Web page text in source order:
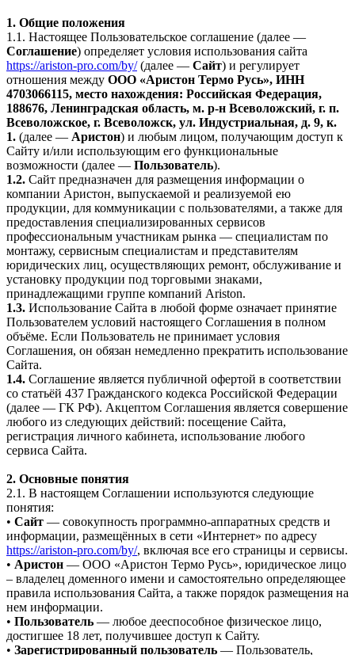
1. Общие положения
1.1. Настоящее Пользовательское соглашение (далее —
Соглашение) определяет условия использования сайта
https://ariston-pro.com/by/(далее — Сайт) и регулирует
отношения между ООО «Аристон Термо Русь», ИНН
4703066115, место нахождения: Российская Федерация,
188676, Ленинградская область, м. р-н Всеволожский, г. п.
Всеволожское, г. Всеволожск, ул. Индустриальная, д. 9, к.
1. (далее — Аристон) и любым лицом, получающим доступ к
Сайту и/или использующим его функциональные
возможности (далее — Пользователь).
1.2. Сайт предназначен для размещения информации о
компании Аристон, выпускаемой и реализуемой ею
продукции, для коммуникации с пользователями, а также для
предоставления специализированных сервисов
профессиональным участникам рынка — специалистам по
монтажу, сервисным специалистам и представителям
юридических лиц, осуществляющих ремонт, обслуживание и
установку продукции под торговыми знаками,
принадлежащими группе компаний Ariston.
1.3. Использование Сайта в любой форме означает принятие
Пользователем условий настоящего Соглашения в полном
объёме. Если Пользователь не принимает условия
Соглашения, он обязан немедленно прекратить использование
Сайта.
1.4. Соглашение является публичной офертой в соответствии
со статьёй 437 Гражданского кодекса Российской Федерации
(далее — ГК РФ). Акцептом Соглашения является совершение
любого из следующих действий: посещение Сайта,
регистрация личного кабинета, использование любого
сервиса Сайта.
2. Основные понятия
2.1. В настоящем Соглашении используются следующие
понятия:
• Сайт — совокупность программно-аппаратных средств и
информации, размещённых в сети «Интернет» по адресу
https://ariston-pro.com/by/, включая все его страницы и сервисы.
• Аристон — ООО «Аристон Термо Русь», юридическое лицо
– владелец доменного имени и самостоятельно определяющее
правила использования Сайта, а также порядок размещения на
нем информации.
• Пользователь — любое дееспособное физическое лицо,
достигшее 18 лет, получившее доступ к Сайту.
• Зарегистрированный пользователь — Пользователь,